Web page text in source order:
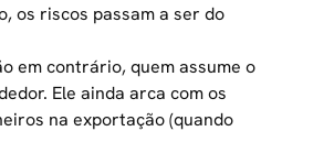
os riscos passam a ser do
em contrário, quem assume o
Ele ainda arca com os
na exportação (quando